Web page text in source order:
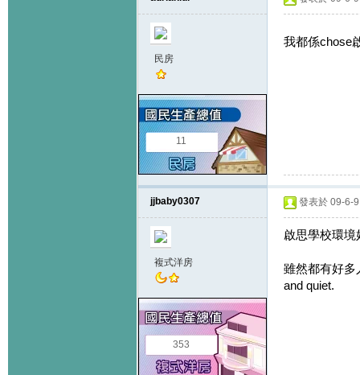
民房
11
我都係chose
jjbaby0307
複式洋房
353
發表於 09-6-
啟思學校環
雖然都有好多
and quiet.